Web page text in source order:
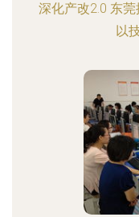
深化产改2.0 东
以